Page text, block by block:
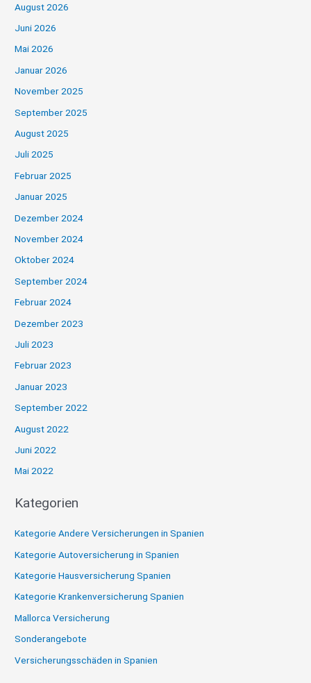
August 2026
Juni 2026
Mai 2026
Januar 2026
November 2025
September 2025
August 2025
Juli 2025
Februar 2025
Januar 2025
Dezember 2024
November 2024
Oktober 2024
September 2024
Februar 2024
Dezember 2023
Juli 2023
Februar 2023
Januar 2023
September 2022
August 2022
Juni 2022
Mai 2022
Kategorien
Kategorie Andere Versicherungen in Spanien
Kategorie Autoversicherung in Spanien
Kategorie Hausversicherung Spanien
Kategorie Krankenversicherung Spanien
Mallorca Versicherung
Sonderangebote
Versicherungsschäden in Spanien